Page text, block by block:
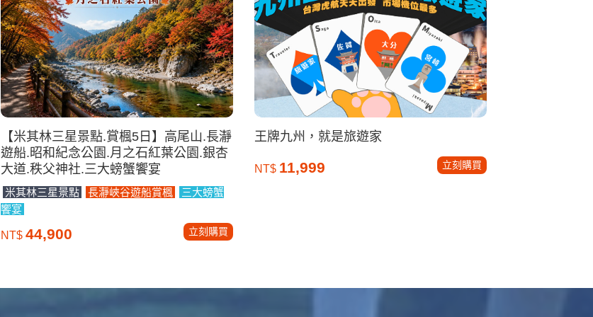
【米其林三星景點.賞楓5日】高尾山.長瀞
遊船.昭和紀念公園.月之石紅葉公園.銀杏
大道.秩父神社.三大螃蟹饗宴
米其林三星景點 長瀞峽谷遊船賞楓
三大螃蟹
饗宴
NT$ 44,900 立刻購買
王牌九州，就是旅遊家
NT$ 11,999 立刻購買